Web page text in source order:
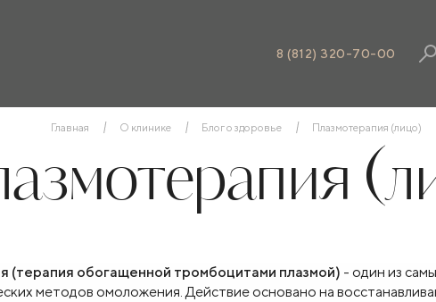
8 (812) 320-70-00
Главная О клинике Блог о здоровье Плазмотерапия (лицо)
(терапия обогащенной тромбоцитами плазмой) - один из
методов омоложения. Действие основано на